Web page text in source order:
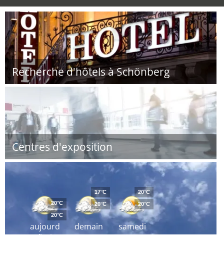
Recherche d'hôtels à Schönberg
Centres d'exposition
aujourd
´hui
20°C
20°C
demain
17°C
20°C
samedi
20°C
20°C